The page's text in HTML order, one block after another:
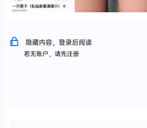
隐藏内容，登录后阅读
若无账户，请先注册